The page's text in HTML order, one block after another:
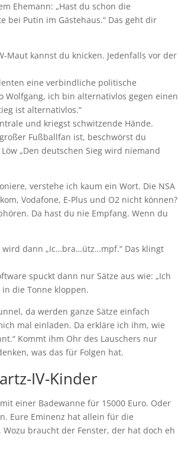
Ehemann: „Hast du schon die
bei Putin im Gästehaus.“ Das geht dir
Maut kannst du knicken. Jedenfalls vor der
eine verbindliche politische
Wolfgang, ich bin alternativlos gegen einen
ist alternativlos.“
und kriegst schwitzende Hände.
Fußballfan ist, beschwörst du
„Den deutschen Sieg wird niemand
verstehe ich kaum ein Wort. Die NSA
Vodafone, E-Plus und O2 nicht können?
Da hast du nie Empfang. Wenn du
wird dann „Ic…bra…ütz…mpf.“ Das klingt
spuckt dann nur Sätze aus wie: „Ich
die Tonne kloppen.
da werden ganze Sätze einfach
mal einladen. Da erkläre ich ihm, wie
Kommt ihm Ohr des Lauschers nur
was das für Folgen hat.
IV-Kinder
einer Badewanne für 15000 Euro. Oder
Eure Eminenz hat allein für die
braucht der Fenster, der hat doch eh